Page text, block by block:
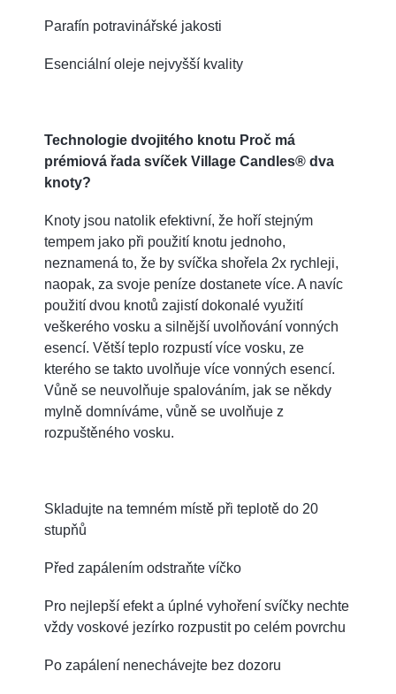
Parafín potravinářské jakosti
Esenciální oleje nejvyšší kvality
Technologie dvojitého knotu Proč má
prémiová řada svíček Village Candles® dva
knoty?
Knoty jsou natolik efektivní, že hoří stejným
tempem jako při použití knotu jednoho,
neznamená to, že by svíčka shořela 2x rychleji,
naopak, za svoje peníze dostanete více. A navíc
použití dvou knotů zajistí dokonalé využití
veškerého vosku a silnější uvolňování vonných
esencí. Větší teplo rozpustí více vosku, ze
kterého se takto uvolňuje více vonných esencí.
Vůně se neuvolňuje spalováním, jak se někdy
mylně domníváme, vůně se uvolňuje z
rozpuštěného vosku.
Skladujte na temném místě při teplotě do 20
stupňů
Před zapálením odstraňte víčko
Pro nejlepší efekt a úplné vyhoření svíčky nechte
vždy voskové jezírko rozpustit po celém povrchu
Po zapálení nenechávejte bez dozoru